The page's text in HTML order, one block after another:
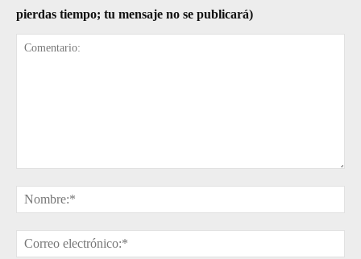
pierdas tiempo; tu mensaje no se publicará)